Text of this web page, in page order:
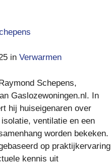
in Verwarmen
Schepens,
Gaslozewoningen.nl. In
hij huiseigenaren over
ventilatie en een
worden bekeken.
op praktijkervaring
kennis uit